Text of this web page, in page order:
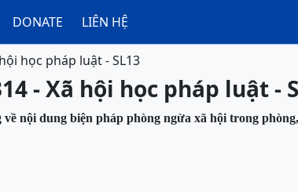
DONATE LIÊN HỆ
học pháp luật - SL13
- Xã hội học pháp luật -
nội dung biện pháp phòng ngừa xã hội trong